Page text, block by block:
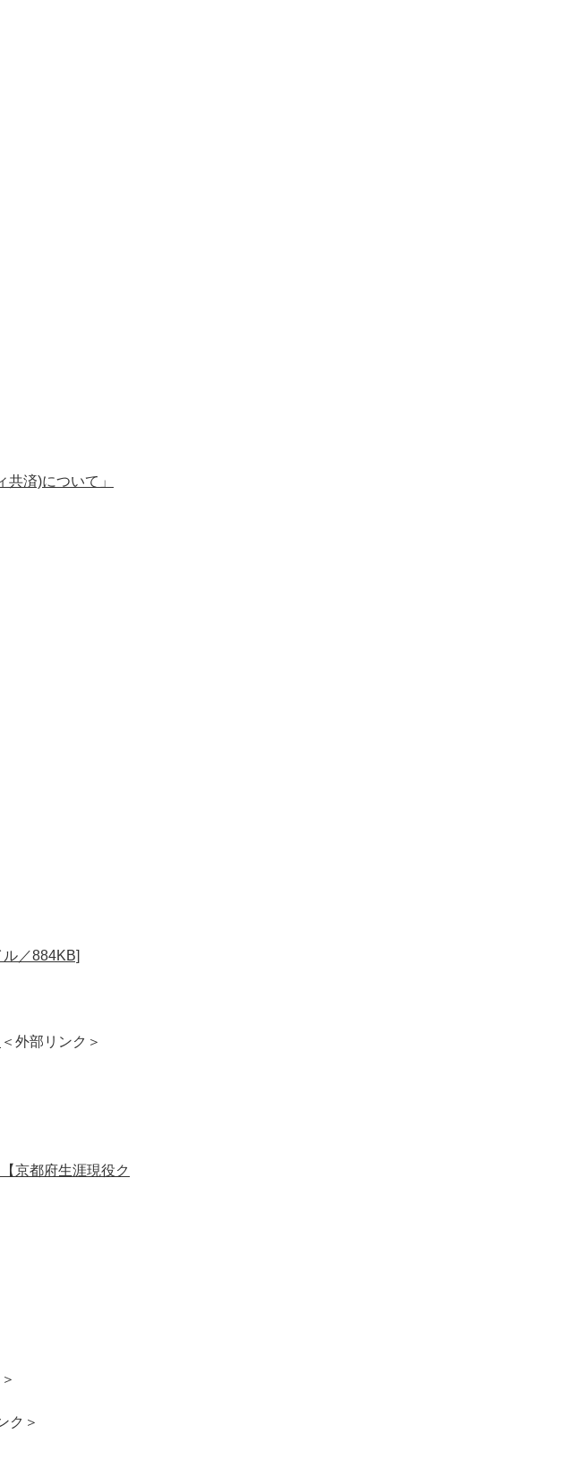
済)について」
／884KB]
＜外部リンク＞
京都府生涯現役ク
ク＞